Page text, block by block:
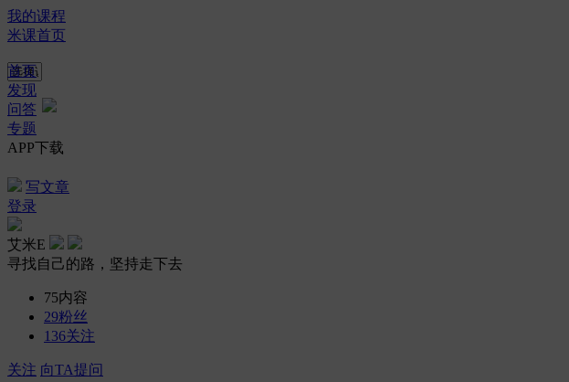
我的课程
米课首页
首页
发现
问答
专题
APP下载
写文章
登录
艾米E
寻找自己的路，坚持走下去
75内容
29粉丝
136关注
关注 向TA提问